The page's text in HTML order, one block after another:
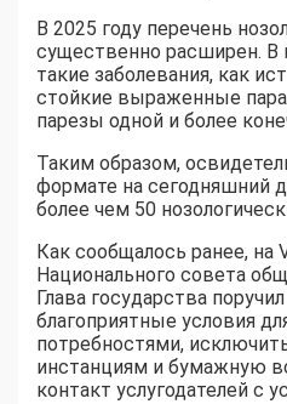
В 2025 году перечень
существенно расширен.
такие заболевания, как
стойкие выраженные
парезы одной и более
Таким образом,
формате на сегодняшний
более чем 50
Как сообщалось ранее, на
Национального совета
Глава государства
благоприятные условия
потребностями,
инстанциям и бумажную
контакт услугодателей с